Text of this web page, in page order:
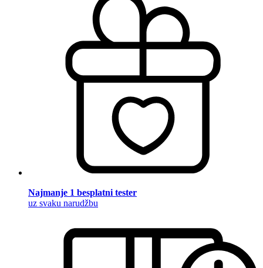
Najmanje 1 besplatni tester
uz svaku narudžbu